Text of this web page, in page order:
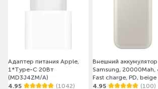
Адаптер питания Apple,
1*Type-C 20Вт
(MD3J4ZM/A)
4.95
(1042)
Внешний аккумулятор
Samsung, 20000Mah,
Fast charge, PD, beige
P4520XUEGRU)
4.95 (100)